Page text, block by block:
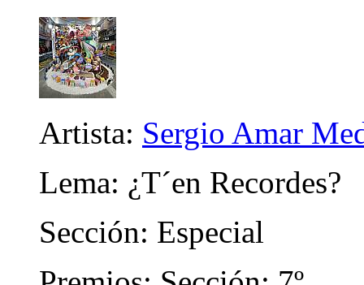
Artista: Sergio Amar
Lema: ¿T´en Recordes?
Sección: Especial